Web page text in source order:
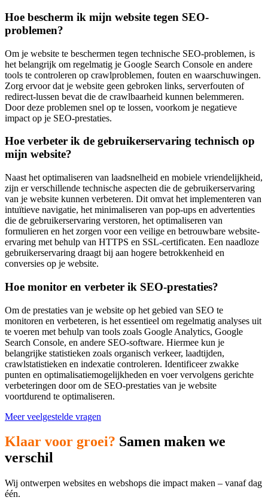
Hoe bescherm ik mijn website tegen SEO-
problemen?
Om je website te beschermen tegen technische SEO-problemen, is
het belangrijk om regelmatig je Google Search Console en andere
tools te controleren op crawlproblemen, fouten en waarschuwingen.
Zorg ervoor dat je website geen gebroken links, serverfouten of
redirect-lussen bevat die de crawlbaarheid kunnen belemmeren.
Door deze problemen snel op te lossen, voorkom je negatieve
impact op je SEO-prestaties.
Hoe verbeter ik de gebruikerservaring technisch op
mijn website?
Naast het optimaliseren van laadsnelheid en mobiele vriendelijkheid,
zijn er verschillende technische aspecten die de gebruikerservaring
van je website kunnen verbeteren. Dit omvat het implementeren van
intuïtieve navigatie, het minimaliseren van pop-ups en advertenties
die de gebruikerservaring verstoren, het optimaliseren van
formulieren en het zorgen voor een veilige en betrouwbare website-
ervaring met behulp van HTTPS en SSL-certificaten. Een naadloze
gebruikerservaring draagt bij aan hogere betrokkenheid en
conversies op je website.
Hoe monitor en verbeter ik SEO-prestaties?
Om de prestaties van je website op het gebied van SEO te
monitoren en verbeteren, is het essentieel om regelmatig analyses uit
te voeren met behulp van tools zoals Google Analytics, Google
Search Console, en andere SEO-software. Hiermee kun je
belangrijke statistieken zoals organisch verkeer, laadtijden,
crawlstatistieken en indexatie controleren. Identificeer zwakke
punten en optimalisatiemogelijkheden en voer vervolgens gerichte
verbeteringen door om de SEO-prestaties van je website
voortdurend te optimaliseren.
Meer veelgestelde vragen
Klaar voor groei? Samen maken we
verschil
Wij ontwerpen websites en webshops die impact maken – vanaf dag
één.